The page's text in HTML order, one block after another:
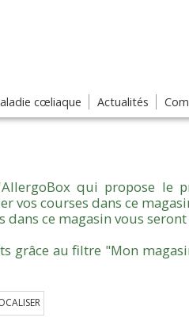
cœliaque Actualités
qui propose le
vos courses dans ce
ce magasin vous
au filtre "Mon